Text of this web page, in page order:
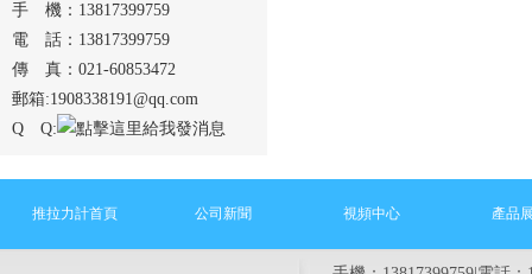
手 機：13817399759
電 話：13817399759
傳 真：021-60853472
郵箱:1908338191@qq.com
Q Q:
推拉力計首頁 公司新聞 視頻中心 產品